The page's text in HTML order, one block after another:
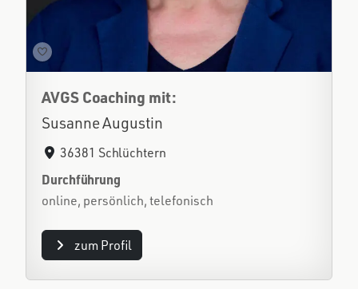
AVGS Coaching mit:
Susanne Augustin
36381 Schlüchtern
Durchführung
online, persönlich, telefonisch
zum Profil